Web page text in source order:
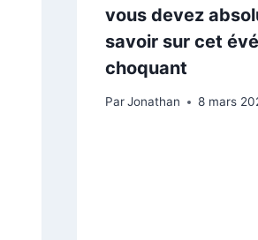
vous devez
savoir sur cet
choquant
Par Jonathan 8 mars